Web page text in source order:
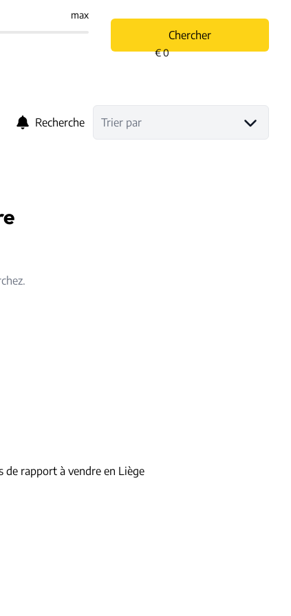
max
Chercher
Recherche Trier par
de rapport à vendre en Liège